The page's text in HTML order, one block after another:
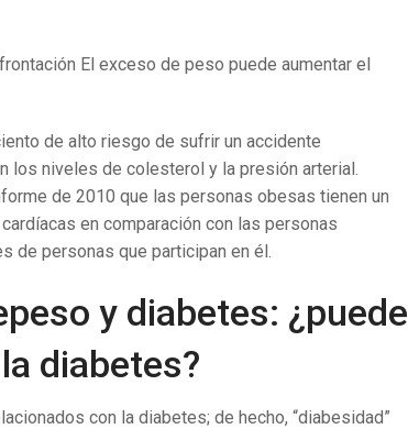
El exceso de peso puede aumentar el
de alto riesgo de sufrir un accidente
los niveles de colesterol y la presión arterial.
de 2010 que las personas obesas tienen un
en comparación con las personas
de personas que participan en él.
y diabetes: ¿puede
diabetes?
con la diabetes; de hecho, “diabesidad”